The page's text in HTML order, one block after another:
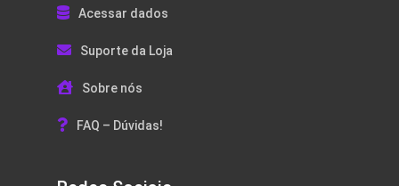
Acessar dados
Suporte da Loja
Sobre nós
FAQ – Dúvidas!